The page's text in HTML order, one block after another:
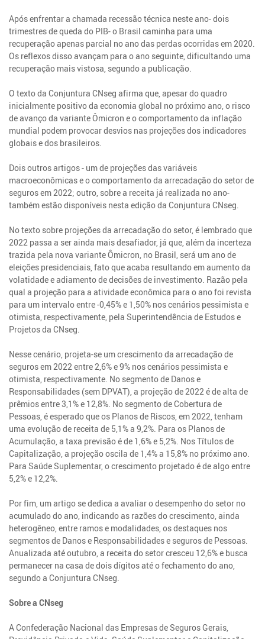
Após enfrentar a chamada recessão técnica neste ano- dois
trimestres de queda do PIB- o Brasil caminha para uma
recuperação apenas parcial no ano das perdas ocorridas em 2020.
Os reflexos disso avançam para o ano seguinte, dificultando uma
recuperação mais vistosa, segundo a publicação.
O texto da Conjuntura CNseg afirma que, apesar do quadro
inicialmente positivo da economia global no próximo ano, o risco
de avanço da variante Ômicron e o comportamento da inflação
mundial podem provocar desvios nas projeções dos indicadores
globais e dos brasileiros.
Dois outros artigos - um de projeções das variáveis
macroeconômicas e o comportamento da arrecadação do setor de
seguros em 2022; outro, sobre a receita já realizada no ano-
também estão disponíveis nesta edição da Conjuntura CNseg.
No texto sobre projeções da arrecadação do setor, é lembrado que
2022 passa a ser ainda mais desafiador, já que, além da incerteza
trazida pela nova variante Ômicron, no Brasil, será um ano de
eleições presidenciais, fato que acaba resultando em aumento da
volatidade e adiamento de decisões de investimento. Razão pela
qual a projeção para a atividade econômica para o ano foi revista
para um intervalo entre -0,45% e 1,50% nos cenários pessimista e
otimista, respectivamente, pela Superintendência de Estudos e
Projetos da CNseg.
Nesse cenário, projeta-se um crescimento da arrecadação de
seguros em 2022 entre 2,6% e 9% nos cenários pessimista e
otimista, respectivamente. No segmento de Danos e
Responsabilidades (sem DPVAT), a projeção de 2022 é de alta de
prêmios entre 3,1% e 12,8%. No segmento de Cobertura de
Pessoas, é esperado que os Planos de Riscos, em 2022, tenham
uma evolução de receita de 5,1% a 9,2%. Para os Planos de
Acumulação, a taxa previsão é de 1,6% e 5,2%. Nos Títulos de
Capitalização, a projeção oscila de 1,4% a 15,8% no próximo ano.
Para Saúde Suplementar, o crescimento projetado é de algo entre
5,2% e 12,2%.
Por fim, um artigo se dedica a avaliar o desempenho do setor no
acumulado do ano, indicando as razões do crescimento, ainda
heterogêneo, entre ramos e modalidades, os destaques nos
segmentos de Danos e Responsabilidades e seguros de Pessoas.
Anualizada até outubro, a receita do setor cresceu 12,6% e busca
permanecer na casa de dois dígitos até o fechamento do ano,
segundo a Conjuntura CNseg.
Sobre a CNseg
A Confederação Nacional das Empresas de Seguros Gerais,